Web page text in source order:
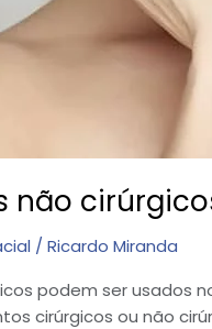
não
/ Ricardo Miranda
podem ser usados
cirúrgicos ou não